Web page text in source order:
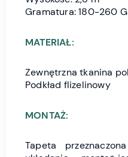
Gramatura: 180-260
MATERIAŁ:
Zewnętrzna tkanina
Podkład flizelinowy
MONTAŻ:
Tapeta